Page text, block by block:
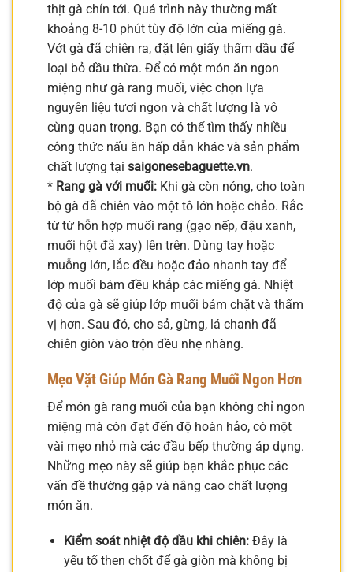
thịt gà chín tới. Quá trình này thường mất
khoảng 8-10 phút tùy độ lớn của miếng gà.
Vớt gà đã chiên ra, đặt lên giấy thấm dầu để
loại bỏ dầu thừa. Để có một món ăn ngon
miệng như gà rang muối, việc chọn lựa
nguyên liệu tươi ngon và chất lượng là vô
cùng quan trọng. Bạn có thể tìm thấy nhiều
công thức nấu ăn hấp dẫn khác và sản phẩm
chất lượng tại saigonesebaguette.vn.
* Rang gà với muối: Khi gà còn nóng, cho toàn
bộ gà đã chiên vào một tô lớn hoặc chảo. Rắc
từ từ hỗn hợp muối rang (gạo nếp, đậu xanh,
muối hột đã xay) lên trên. Dùng tay hoặc
muỗng lớn, lắc đều hoặc đảo nhanh tay để
lớp muối bám đều khắp các miếng gà. Nhiệt
độ của gà sẽ giúp lớp muối bám chặt và thấm
vị hơn. Sau đó, cho sả, gừng, lá chanh đã
chiên giòn vào trộn đều nhẹ nhàng.
Mẹo Vặt Giúp Món Gà Rang Muối Ngon Hơn
Để món gà rang muối của bạn không chỉ ngon
miệng mà còn đạt đến độ hoàn hảo, có một
vài mẹo nhỏ mà các đầu bếp thường áp dụng.
Những mẹo này sẽ giúp bạn khắc phục các
vấn đề thường gặp và nâng cao chất lượng
món ăn.
Kiểm soát nhiệt độ dầu khi chiên:Đây là
yếu tố then chốt để gà giòn mà không bị